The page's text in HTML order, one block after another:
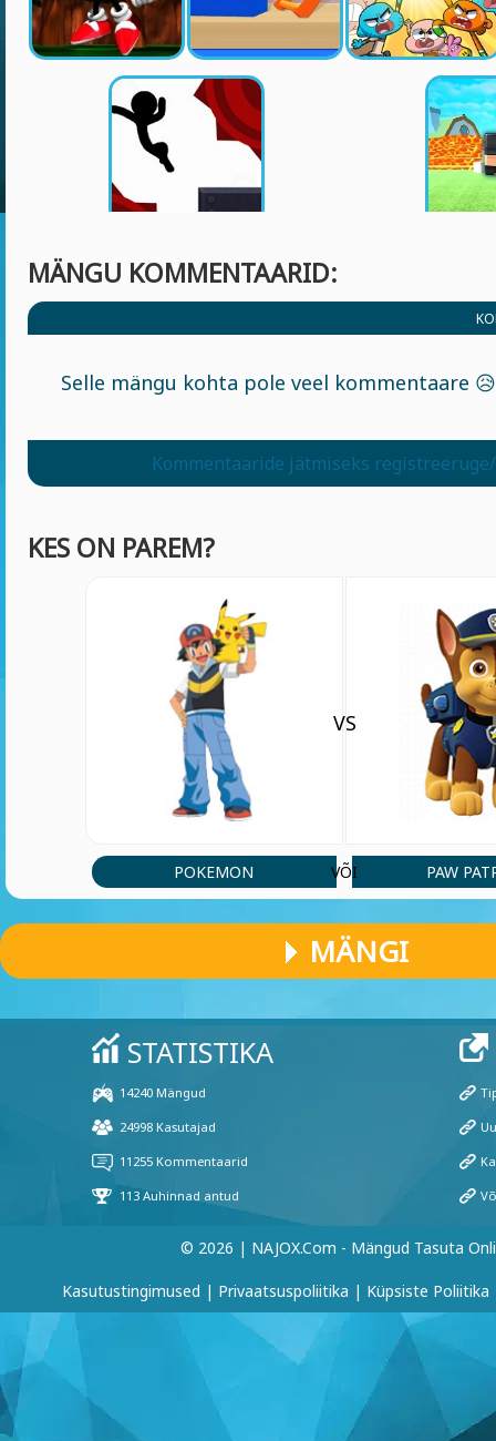
MÄNGU KOMMENTAARID:
Selle mängu kohta pole veel kommentaare
Kommentaaride jätmiseks
KES ON PAREM?
POKEMON
VS
VÕI PAW
MÄNGI
© 2026 | NAJOX.com - Mängud Tasuta
Kasutustingimused | Privaatsuspoliitika | Küpsiste Poliitika